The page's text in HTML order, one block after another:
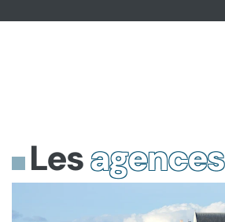
Lesagences